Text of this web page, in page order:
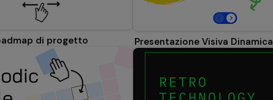
di progetto Presentazione Visiva Dinamica